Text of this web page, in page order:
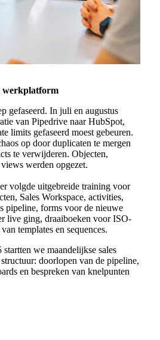
werkplatform
gefaseerd. In juli en augustus
van Pipedrive naar HubSpot,
limits gefaseerd moest gebeuren.
op door duplicaten te mergen
te verwijderen. Objecten,
werden opgezet.
volgde uitgebreide training voor
Sales Workspace, activities,
pipeline, forms voor de nieuwe
live ging, draaiboeken voor ISO-
templates en sequences.
we maandelijkse sales
doorlopen van de pipeline,
en bespreken van knelpunten